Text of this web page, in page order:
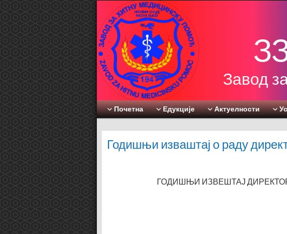
Завод
Почетна Едукције Актуелности
Годишњи изваштај о раду
ГОДИШЊИ ИЗВЕШТАЈ